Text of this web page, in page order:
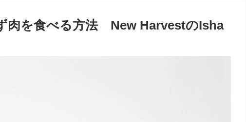
肉を食べる方法 New HarvestのIsha